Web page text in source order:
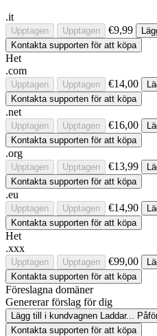
.it
Upptagen Upptagen €9,99
Kontakta supporten för att köpa
Het
.com
Upptagen Upptagen €14,00
Kontakta supporten för att köpa
.net
Upptagen Upptagen €16,00
Kontakta supporten för att köpa
.org
Upptagen Upptagen €13,99
Kontakta supporten för att köpa
.eu
Upptagen Upptagen €14,90
Kontakta supporten för att köpa
Het
.xxx
Upptagen Upptagen €99,00
Kontakta supporten för att köpa
Föreslagna domäner
Genererar förslag för dig
Lägg till i kundvagnen Laddar...
Kontakta supporten för att köpa